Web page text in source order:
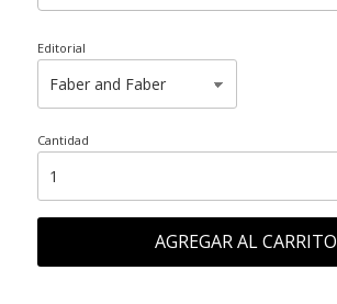
Editorial
Cantidad
AGREGAR AL CARRITO